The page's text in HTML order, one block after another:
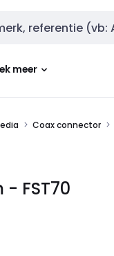
meer
Coax connector
- FST70